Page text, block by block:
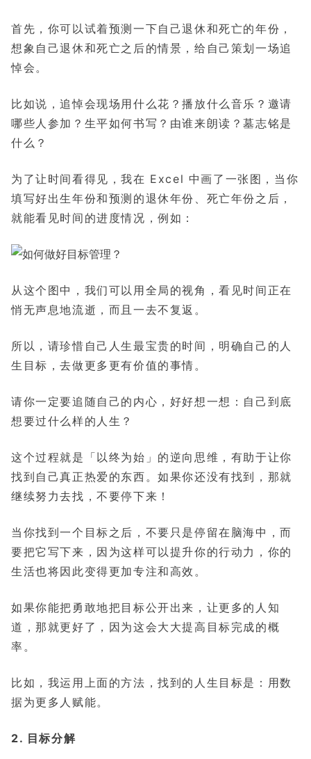
首先，你可以试着预测一下自己退休和死亡的年份，
想象自己退休和死亡之后的情景，给自己策划一场追
悼会。
比如说，追悼会现场用什么花？播放什么音乐？邀请
哪些人参加？生平如何书写？由谁来朗读？墓志铭是
什么？
为了让时间看得见，我在 Excel 中画了一张图，当你
填写好出生年份和预测的退休年份、死亡年份之后，
就能看见时间的进度情况，例如：
从这个图中，我们可以用全局的视角，看见时间正在
悄无声息地流逝，而且一去不复返。
所以，请珍惜自己人生最宝贵的时间，明确自己的人
生目标，去做更多更有价值的事情。
请你一定要追随自己的内心，好好想一想：自己到底
想要过什么样的人生？
这个过程就是「以终为始」的逆向思维，有助于让你
找到自己真正热爱的东西。如果你还没有找到，那就
继续努力去找，不要停下来！
当你找到一个目标之后，不要只是停留在脑海中，而
要把它写下来，因为这样可以提升你的行动力，你的
生活也将因此变得更加专注和高效。
如果你能把勇敢地把目标公开出来，让更多的人知
道，那就更好了，因为这会大大提高目标完成的概
率。
比如，我运用上面的方法，找到的人生目标是：用数
据为更多人赋能。
2. 目标分解